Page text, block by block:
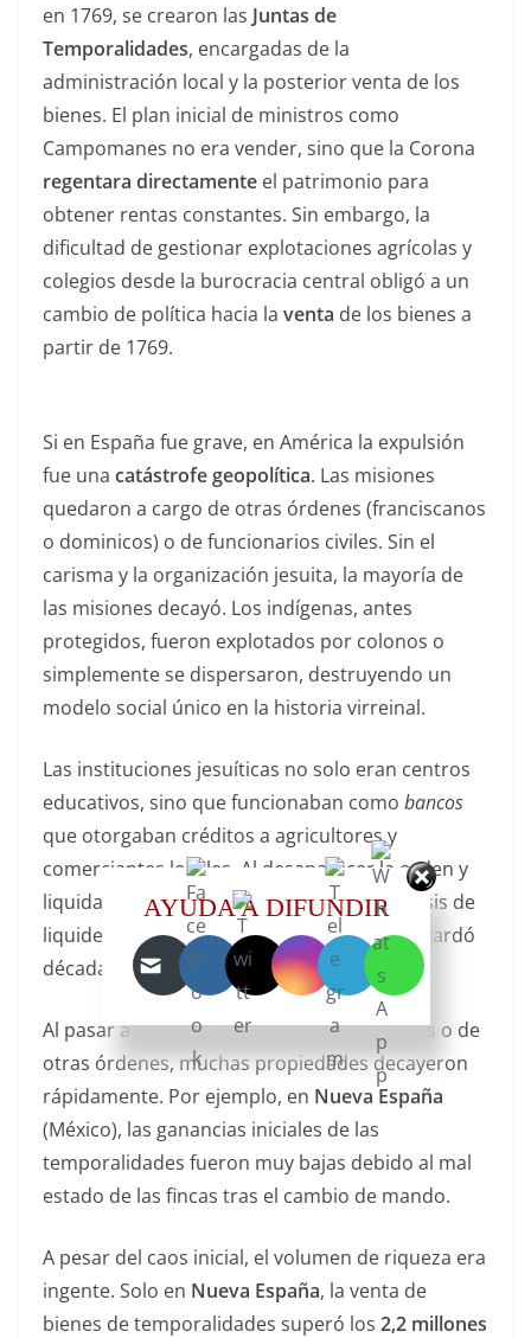
en 1769, se crearon las Juntas de
Temporalidades, encargadas de la
administración local y la posterior venta de los
bienes. El plan inicial de ministros como
Campomanes no era vender, sino que la Corona
regentara directamente el patrimonio para
obtener rentas constantes. Sin embargo, la
dificultad de gestionar explotaciones agrícolas y
colegios desde la burocracia central obligó a un
cambio de política hacia la venta de los bienes a
partir de 1769.
Si en España fue grave, en América la expulsión
fue una catástrofe geopolítica. Las misiones
quedaron a cargo de otras órdenes (franciscanos
o dominicos) o de funcionarios civiles. Sin el
carisma y la organización jesuita, la mayoría de
las misiones decayó. Los indígenas, antes
protegidos, fueron explotados por colonos o
simplemente se dispersaron, destruyendo un
modelo social único en la historia virreinal.
Las instituciones jesuíticas no solo eran centros
educativos, sino que funcionaban como bancos
que otorgaban créditos a agricultores y
comerciantes locales. Al desaparecer la orden y
liquidarse sus capitales, se produjo una crisis de
liquidez y crédito en muchas regiones que tardó
décadas en recuperarse.
Al pasar a manos de administradores civiles o de
otras órdenes, muchas propiedades decayeron
rápidamente. Por ejemplo, en Nueva España
(México), las ganancias iniciales de las
temporalidades fueron muy bajas debido al mal
estado de las fincas tras el cambio de mando.
A pesar del caos inicial, el volumen de riqueza era
ingente. Solo en Nueva España, la venta de
bienes de temporalidades superó los 2,2 millones
AYUDA A DIFUNDIR